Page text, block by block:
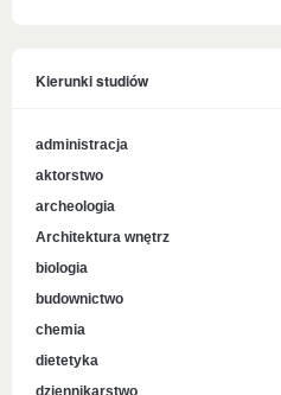
Kierunki studiów
administracja
aktorstwo
archeologia
Architektura wnętrz
biologia
budownictwo
chemia
dietetyka
dziennikarstwo